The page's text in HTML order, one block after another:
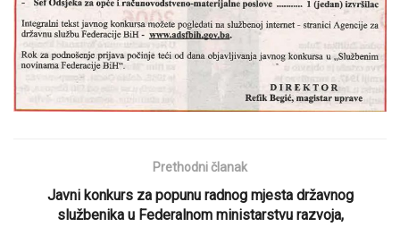
Prethodni članak
Javni konkurs za popunu radnog mjesta državnog
službenika u Federalnom ministarstvu razvoja,